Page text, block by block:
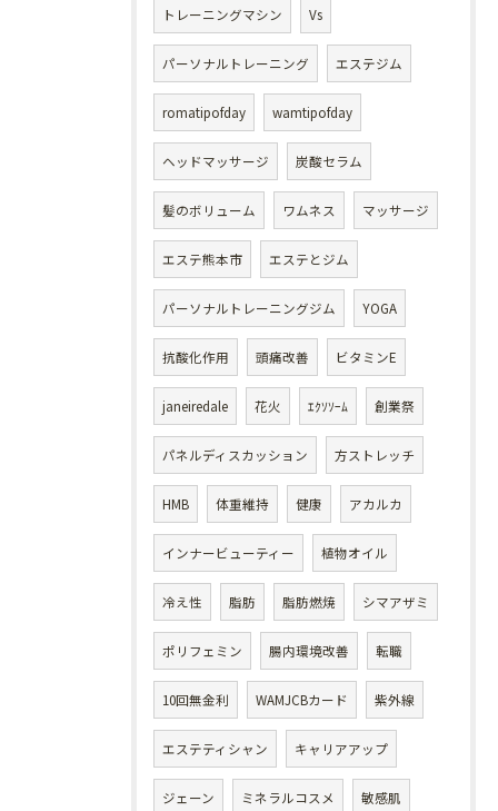
トレーニングマシン Vs
パーソナルトレーニング エステジム
romatipofday wamtipofday
ヘッドマッサージ 炭酸セラム
髪のボリューム ワムネス マッサージ
エステ熊本市 エステとジム
パーソナルトレーニングジム YOGA
抗酸化作用 頭痛改善 ビタミンE
janeiredale 花火 ｴｸｿｿｰﾑ 創業祭
パネルディスカッション 方ストレッチ
HMB 体重維持 健康 アカルカ
インナービューティー 植物オイル
冷え性 脂肪 脂肪燃焼 シマアザミ
ポリフェミン 腸内環境改善 転職
10回無金利 WAMJCBカード 紫外線
エステティシャン キャリアアップ
ジェーン ミネラルコスメ 敏感肌